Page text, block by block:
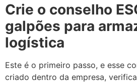
Crie o conselho
galpões para
logística
Este é o primeiro passo, e esse
criado dentro da empresa,